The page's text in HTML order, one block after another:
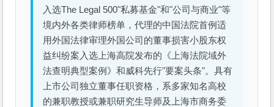
入选The Legal 500"私募基金"和"公司与商业"等
境内外各类律师榜单，代理的中国法院首例适
用外国法律审理外国公司的董事损害小股东权
益纠纷案入选上海高院发布的《上海法院域外
法查明典型案例》和威科先行"要案头条"。具有
上市公司独立董事任职资格，系多家知名高校
的兼职教授或兼职研究生导师及上海市商务委